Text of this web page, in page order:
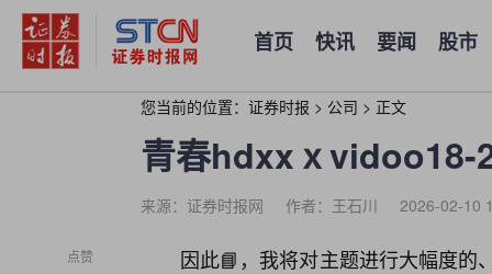
首页 快讯 要闻 股市
您当前的位置： 证券时报 > 公司 > 正文
青春hdxxⅹvidoo18-
来源：证券时报网 作者：王石川 2026-02-10
点赞
因此📘，我将对主题进行大幅度的